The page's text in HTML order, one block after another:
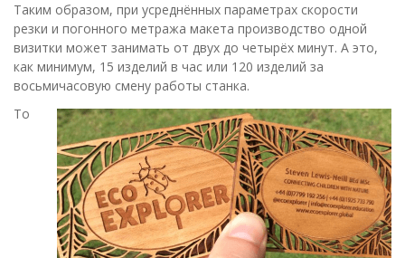
Таким образом, при усреднённых параметрах скорости
резки и погонного метража макета производство одной
визитки может занимать от двух до четырёх минут. А это,
как минимум, 15 изделий в час или 120 изделий за
восьмичасовую смену работы станка.
То